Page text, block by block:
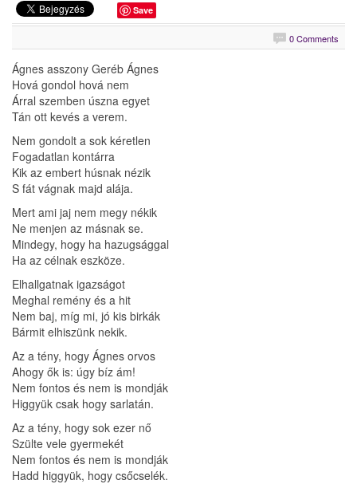
Save
0 Comments
Ágnes asszony Geréb Ágnes
Hová gondol hová nem
Árral szemben úszna egyet
Tán ott kevés a verem.
Nem gondolt a sok kéretlen
Fogadatlan kontárra
Kik az embert húsnak nézik
S fát vágnak majd alája.
Mert ami jaj nem megy nékik
Ne menjen az másnak se.
Mindegy, hogy ha hazugsággal
Ha az célnak eszköze.
Elhallgatnak igazságot
Meghal remény és a hit
Nem baj, míg mi, jó kis birkák
Bármit elhiszünk nekik.
Az a tény, hogy Ágnes orvos
Ahogy ők is: úgy bíz ám!
Nem fontos és nem is mondják
Higgyük csak hogy sarlatán.
Az a tény, hogy sok ezer nő
Szülte vele gyermekét
Nem fontos és nem is mondják
Hadd higgyük, hogy csőcselék.